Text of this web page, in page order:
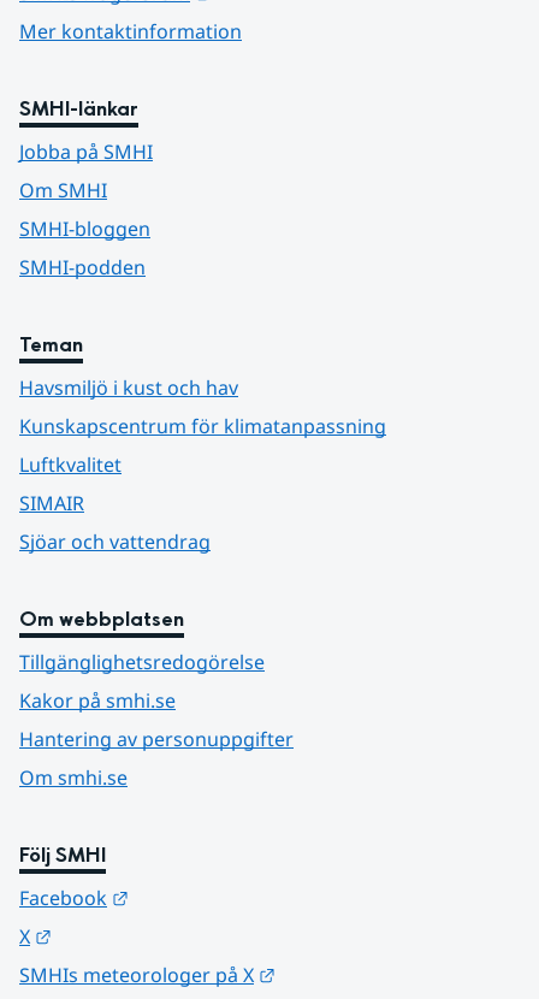
Mer kontaktinformation
SMHI-länkar
Jobba på SMHI
Om SMHI
SMHI-bloggen
SMHI-podden
Teman
Havsmiljö i kust och hav
Kunskapscentrum för klimatanpassning
Luftkvalitet
SIMAIR
Sjöar och vattendrag
Om webbplatsen
Tillgänglighetsredogörelse
Kakor på smhi.se
Hantering av personuppgifter
Om smhi.se
Följ SMHI
Facebook
X
SMHIs meteorologer på X